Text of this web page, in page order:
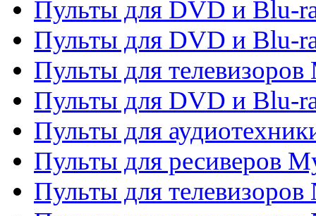
Пульты для DVD и Blu-
Пульты для DVD и Blu-
Пульты для телевизоров
Пульты для DVD и Blu-
Пульты для
Пульты для ресиверов
Пульты для телевизоров